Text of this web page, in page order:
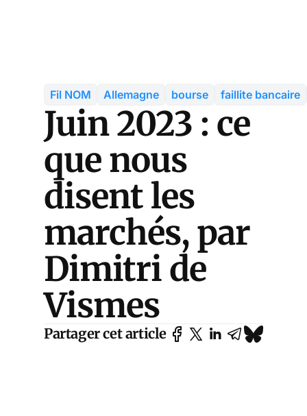
Fil NOM Allemagne bourse faillite bancaire
Juin 2023 : ce
que nous
disent les
marchés, par
Dimitri de
Vismes
Partager cet article